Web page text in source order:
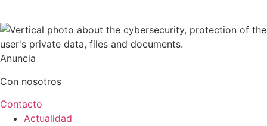
Anuncia
Con nosotros
Contacto
Actualidad